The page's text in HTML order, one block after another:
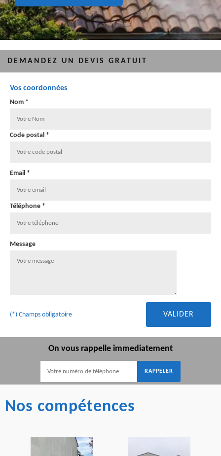
DEMANDEZ UN DEVIS GRATUIT
Vos coordonnées
Nom *
Code postal *
Email *
Téléphone *
Message
(*) Champs obligatoire
On vous rappelle immediatement
Nos compétences